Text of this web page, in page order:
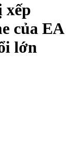
xếp
của EA
lớn